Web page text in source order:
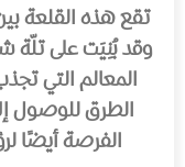
تقع هذه القلعة
وقد بُنِيَت على تلّة
المعالم التي
الطرق للوصول
الفرصة أيضًا